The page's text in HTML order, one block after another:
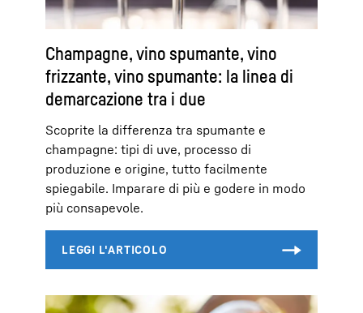
Champagne, vino spumante, vino
frizzante, vino spumante: la linea di
demarcazione tra i due
Scoprite la differenza tra spumante e
champagne: tipi di uve, processo di
produzione e origine, tutto facilmente
spiegabile. Imparare di più e godere in modo
più consapevole.